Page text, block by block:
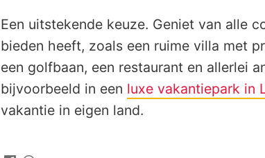
Een uitstekende keuze. Geniet van alle
bieden heeft, zoals een ruime villa met
een golfbaan, een restaurant en allerlei
bijvoorbeeld in een luxe vakantiepark in
vakantie in eigen land.